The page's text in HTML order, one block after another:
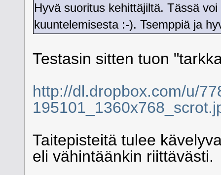
Hyvä suoritus kehittäjiltä. Tässä
kuuntelemisesta :-). Tsemppiä ja
Testasin sitten tuon
http://dl.dropbox.com/u/
Taitepisteitä tulee
eli vähintäänkin riittävästi.